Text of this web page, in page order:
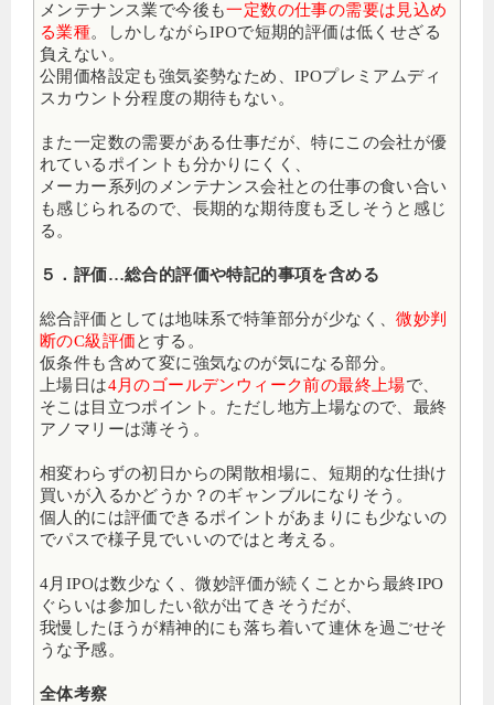
メンテナンス業で今後も一定数の仕事の需要は見込め
る業種。しかしながらIPOで短期的評価は低くせざる
負えない。
公開価格設定も強気姿勢なため、IPOプレミアムディ
スカウント分程度の期待もない。
また一定数の需要がある仕事だが、特にこの会社が優
れているポイントも分かりにくく、
メーカー系列のメンテナンス会社との仕事の食い合い
も感じられるので、長期的な期待度も乏しそうと感じ
る。
５．評価…総合的評価や特記的事項を含める
総合評価としては地味系で特筆部分が少なく、微妙判
断のC級評価とする。
仮条件も含めて変に強気なのが気になる部分。
上場日は4月のゴールデンウィーク前の最終上場で、
そこは目立つポイント。ただし地方上場なので、最終
アノマリーは薄そう。
相変わらずの初日からの閑散相場に、短期的な仕掛け
買いが入るかどうか？のギャンブルになりそう。
個人的には評価できるポイントがあまりにも少ないの
でパスで様子見でいいのではと考える。
4月IPOは数少なく、微妙評価が続くことから最終IPO
ぐらいは参加したい欲が出てきそうだが、
我慢したほうが精神的にも落ち着いて連休を過ごせそ
うな予感。
全体考察